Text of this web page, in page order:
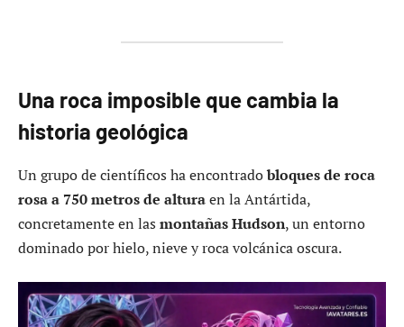
Una roca imposible que cambia la
historia geológica
Un grupo de científicos ha encontradobloques de roca
rosa a 750 metros de alturaen la Antártida,
concretamente en las montañas Hudson, un entorno
dominado por hielo, nieve y roca volcánica oscura.